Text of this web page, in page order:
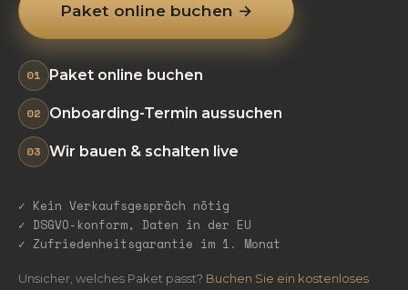
Paket online buchen →
01 Paket online buchen
02 Onboarding-Termin aussuchen
03 Wir bauen & schalten live
✓ Kein Verkaufsgespräch nötig
✓ DSGVO-konform, Daten in der EU
✓ Zufriedenheitsgarantie im 1. Monat
Unsicher, welches Paket passt? Buchen Sie ein kostenloses